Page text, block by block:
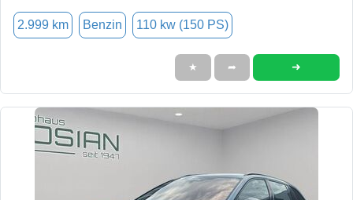
2.999 km Benzin 110 kw (150 PS)
★ ➦ ➜